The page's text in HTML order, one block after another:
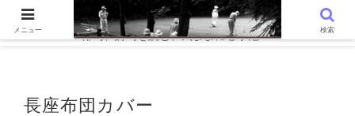
WordPressでつくる趣味の個人ブログです。〜 AIと写真を語る、写真
俳句、詩句を読む、気ままに心字池 〜
長座布団カバー
メニュー 検索